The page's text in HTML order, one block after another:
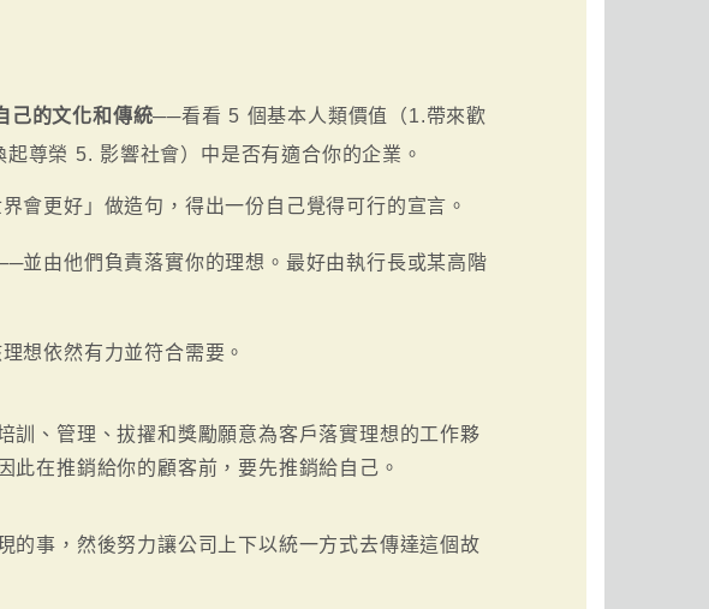
己的文化和傳統──看看 5 個基本人類價值（1.帶來歡
尊榮 5. 影響社會）中是否有適合你的企業。
會更好」做造句，得出一份自己覺得可行的宣言。
並由他們負責落實你的理想。最好由執行長或某高階
想依然有力並符合需要。
訓、管理、拔擢和獎勵願意為客戶落實理想的工作夥
此在推銷給你的顧客前，要先推銷給自己。
的事，然後努力讓公司上下以統一方式去傳達這個故